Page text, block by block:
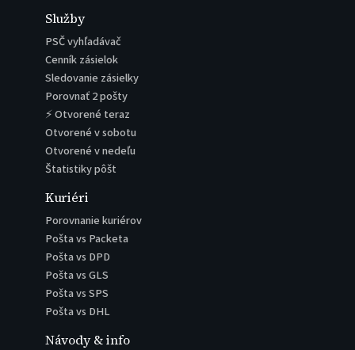
Služby
PSČ vyhľadávač
Cenník zásielok
Sledovanie zásielky
Porovnať 2 pošty
⚡ Otvorené teraz
Otvorené v sobotu
Otvorené v nedeľu
Štatistiky pôšt
Kuriéri
Porovnanie kuriérov
Pošta vs Packeta
Pošta vs DPD
Pošta vs GLS
Pošta vs SPS
Pošta vs DHL
Návody & info